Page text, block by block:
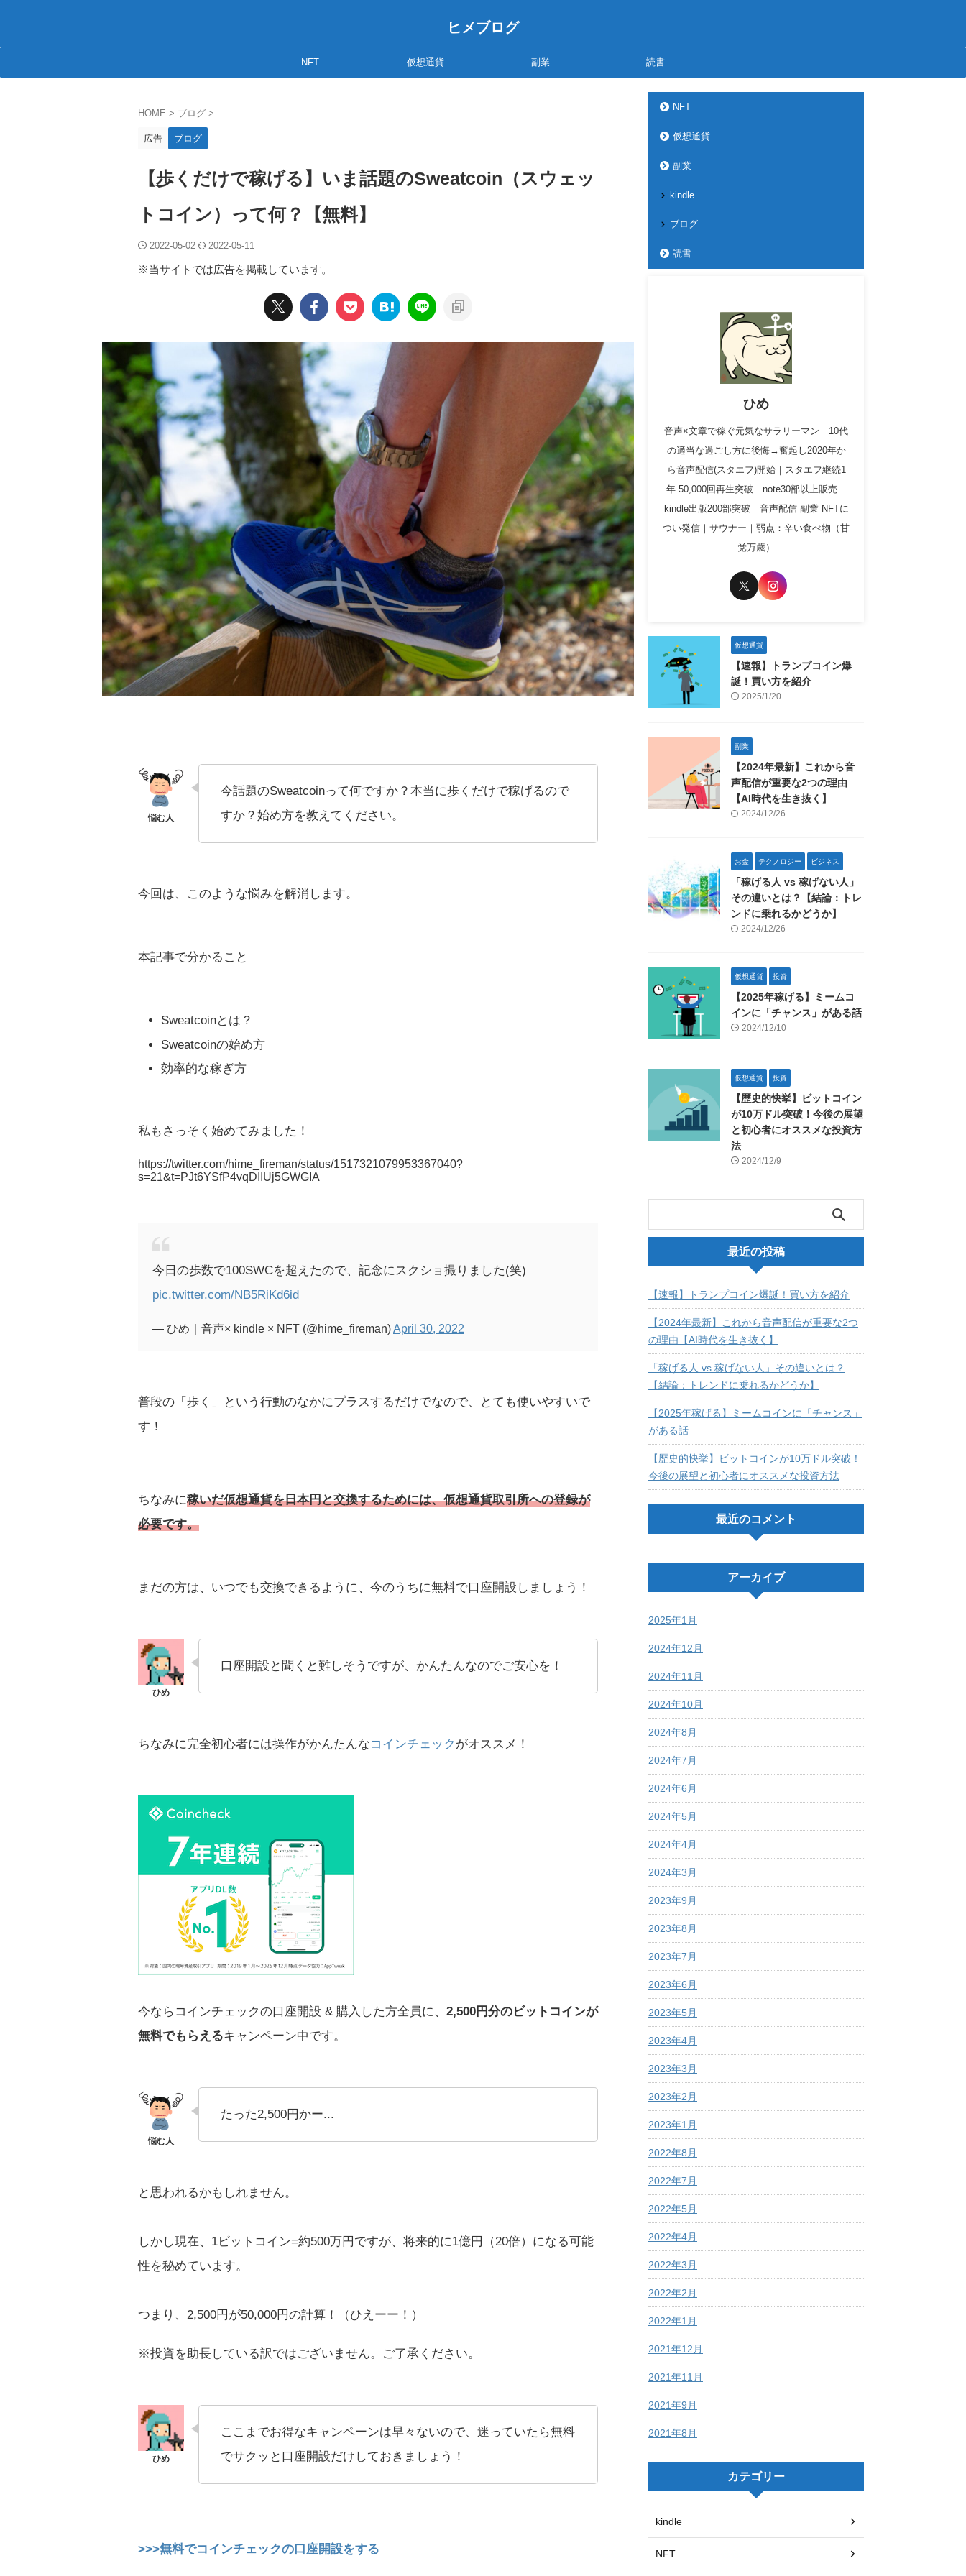
ヒメブログ
NFT 仮想通貨 副業 読書
HOME > ブログ >
広告 ブログ
【歩くだけで稼げる】いま話題のSweatcoin（スウェッ
トコイン）って何？【無料】
2022-05-02 2022-05-11
※当サイトでは広告を掲載しています。
今話題のSweatcoinって何ですか？本当に歩くだけで稼げるので
すか？始め方を教えてください。
今回は、このような悩みを解消します。
本記事で分かること
Sweatcoinとは？
Sweatcoinの始め方
効率的な稼ぎ方
私もさっそく始めてみました！
https://twitter.com/hime_fireman/status/1517321079953367040?
s=21&t=PJt6YSfP4vqDIIUj5GWGIA
今日の歩数で100SWCを超えたので、記念にスクショ撮りました(笑)
pic.twitter.com/NB5RiKd6id
— ひめ｜音声× kindle × NFT (@hime_fireman)April 30, 2022
普段の「歩く」という行動のなかにプラスするだけでなので、とても使いやすいで
す！
ちなみに稼いだ仮想通貨を日本円と交換するためには、仮想通貨取引所への登録が
必要です。
まだの方は、いつでも交換できるように、今のうちに無料で口座開設しましょう！
口座開設と聞くと難しそうですが、かんたんなのでご安心を！
ちなみに完全初心者には操作がかんたんなコインチェック がオススメ！
今ならコインチェックの口座開設 & 購入した方全員に、 2,500円分のビットコインが
無料でもらえるキャンペーン中です。
たった2,500円かー...
と思われるかもしれません。
しかし現在、1ビットコイン=約500万円ですが、将来的に1億円（20倍）になる可能
性を秘めています。
つまり、2,500円が50,000円の計算！（ひえーー！）
※投資を助長している訳ではございません。ご了承ください。
ここまでお得なキャンペーンは早々ないので、迷っていたら無料
でサクッと口座開設だけしておきましょう！
>>>無料でコインチェックの口座開設をする
NFT
仮想通貨
副業
kindle
ブログ
読書
ひめ
音声×文章で稼ぐ元気なサラリーマン｜10代
の適当な過ごし方に後悔→奮起し2020年か
ら音声配信(スタエフ)開始｜スタエフ継続1
年 50,000回再生突破｜note30部以上販売｜
kindle出版200部突破｜音声配信 副業 NFTに
つい発信｜サウナー｜弱点：辛い食べ物（甘
党万歳）
仮想通貨
【速報】トランプコイン爆
誕！買い方を紹介
2025/1/20
副業
【2024年最新】これから音
声配信が重要な2つの理由
【AI時代を生き抜く】
2024/12/26
お金 テクノロジー ビジネス
「稼げる人 vs 稼げない人」
その違いとは？【結論：トレ
ンドに乗れるかどうか】
2024/12/26
仮想通貨 投資
【2025年稼げる】ミームコ
インに「チャンス」がある話
2024/12/10
仮想通貨 投資
【歴史的快挙】ビットコイン
が10万ドル突破！今後の展望
と初心者にオススメな投資方
法
2024/12/9
最近の投稿
【速報】トランプコイン爆誕！買い方を紹介
【2024年最新】これから音声配信が重要な2つ
の理由【AI時代を生き抜く】
「稼げる人 vs 稼げない人」その違いとは？
【結論：トレンドに乗れるかどうか】
【2025年稼げる】ミームコインに「チャンス」
がある話
【歴史的快挙】ビットコインが10万ドル突破！
今後の展望と初心者にオススメな投資方法
最近のコメント
アーカイブ
2025年1月
2024年12月
2024年11月
2024年10月
2024年8月
2024年7月
2024年6月
2024年5月
2024年4月
2024年3月
2023年9月
2023年8月
2023年7月
2023年6月
2023年5月
2023年4月
2023年3月
2023年2月
2023年1月
2022年8月
2022年7月
2022年5月
2022年4月
2022年3月
2022年2月
2022年1月
2021年12月
2021年11月
2021年9月
2021年8月
カテゴリー
kindle
NFT